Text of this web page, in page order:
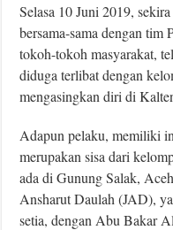
Selasa 10 Juni 2019,
bersama-sama dengan tim
tokoh-tokoh masyarakat,
diduga terlibat dengan
mengasingkan diri di
Adapun pelaku, memiliki
merupakan sisa dari
ada di Gunung Salak,
Ansharut Daulah (JAD),
setia, dengan Abu Bakar